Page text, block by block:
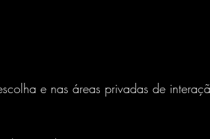
e nas áreas privadas de